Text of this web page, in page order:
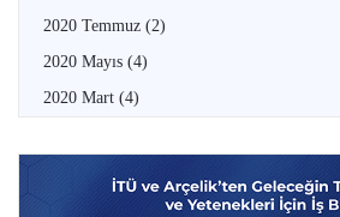
2020 Temmuz (2)
2020 Mayıs (4)
2020 Mart (4)